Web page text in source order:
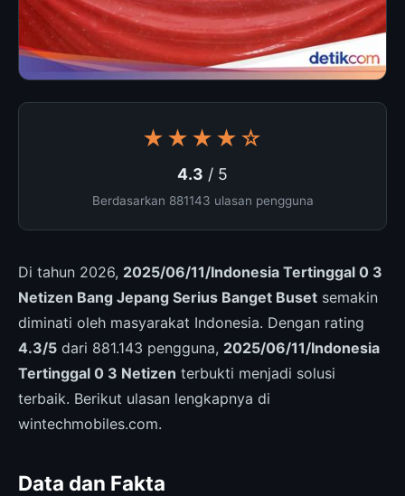
★★★★☆
4.3 / 5
Berdasarkan 881143 ulasan pengguna
Di tahun 2026, 2025/06/11/Indonesia Tertinggal 0 3
Netizen Bang Jepang Serius Banget Buset semakin
diminati oleh masyarakat Indonesia. Dengan rating
4.3/5 dari 881.143 pengguna, 2025/06/11/Indonesia
Tertinggal 0 3 Netizen terbukti menjadi solusi
terbaik. Berikut ulasan lengkapnya di
wintechmobiles.com.
Data dan Fakta